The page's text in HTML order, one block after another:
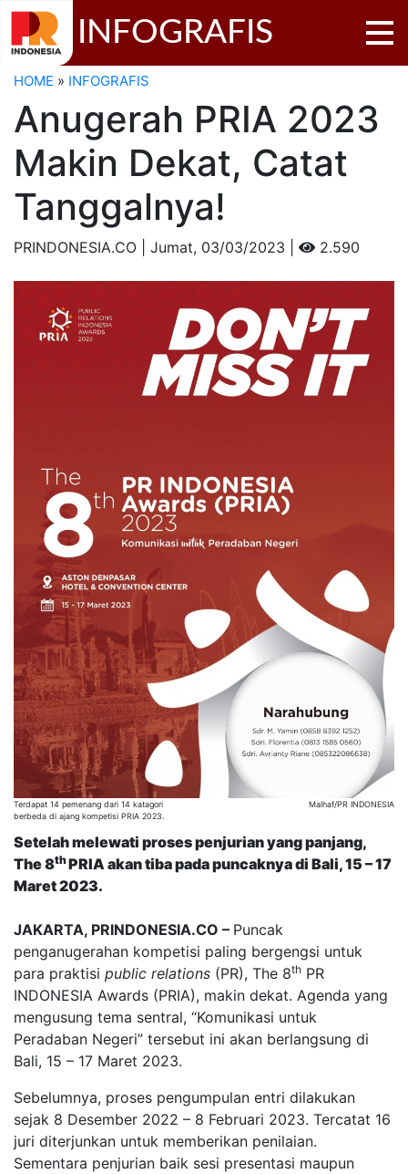
INFOGRAFIS
HOME » INFOGRAFIS
Anugerah PRIA 2023
Makin Dekat, Catat
Tanggalnya!
PRINDONESIA.CO | Jumat, 03/03/2023 | 2.590
Terdapat 14 pemenang dari 14 katagori
berbeda di ajang kompetisi PRIA 2023.
Malhaf/PR INDONESIA
Setelah melewati proses penjurian yang panjang,
The 8thPRIA akan tiba pada puncaknya di Bali, 15 – 17
Maret 2023.
JAKARTA, PRINDONESIA.CO – Puncak
penganugerahan kompetisi paling bergengsi untuk
para praktisi public relations (PR), The 8th PR
INDONESIA Awards (PRIA), makin dekat. Agenda yang
mengusung tema sentral, “Komunikasi untuk
Peradaban Negeri” tersebut ini akan berlangsung di
Bali, 15 – 17 Maret 2023.
Sebelumnya, proses pengumpulan entri dilakukan
sejak 8 Desember 2022 – 8 Februari 2023. Tercatat 16
juri diterjunkan untuk memberikan penilaian.
Sementara penjurian baik sesi presentasi maupun